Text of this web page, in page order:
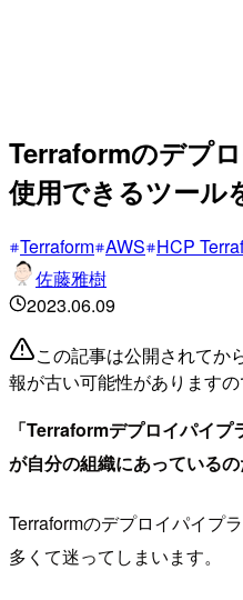
Terraformのデプ
使用できるツール
Terraform AWS HCP
佐藤雅樹
2023.06.09
この記事は公開されてか
報が古い可能性がありますの
「Terraformデプロイパイ
が自分の組織にあっているの
Terraformのデプロイパイプ
多くて迷ってしまいます。